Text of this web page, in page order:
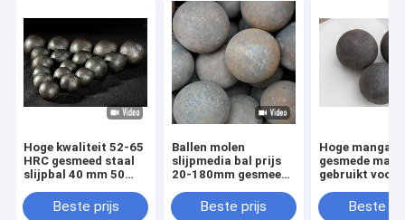
Hoge kwaliteit 52-65
HRC gesmeed staal
slijpbal 40 mm 50
slijpbalBeste prijs
Ballen molen
slijpmedia bal prijs
20-180mm gesmeed
voor de mijnbouw
cement slijpen
Beste prijs
Hoge
gesmede
gebruikt voor
kogelmolen
Beste